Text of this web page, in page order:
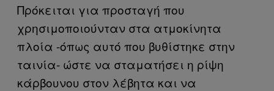
Πρόκειται για προσταγή που
χρησιμοποιούνταν στα ατμοκίνητα
πλοία -όπως αυτό που βυθίστηκε στην
ταινία- ώστε να σταματήσει η ρίψη
κάρβουνου στον λέβητα και να